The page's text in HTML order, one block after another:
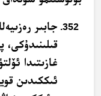
جابىر
قىلىنىدۇكى،
غازىتىدا
ئىككىدىن